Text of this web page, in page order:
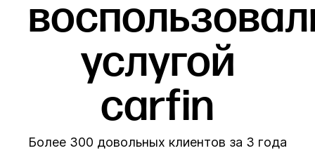
услугой
carfin
Более 300 довольных клиентов за 3 года